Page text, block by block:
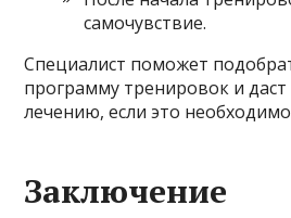
самочувствие.
Специалист поможет
программу тренировок и
лечению, если это
Заключение